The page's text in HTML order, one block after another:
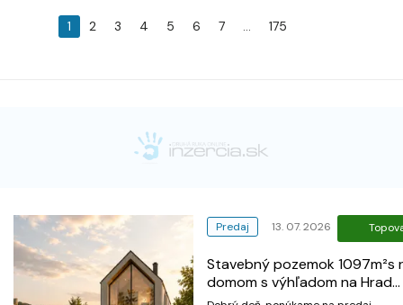
1 2 3 4 5 6 7 175
Predaj 13. 07. 2026
Stavebný pozemok 1097m²s
domom s výhľadom na Hrad
Strečno